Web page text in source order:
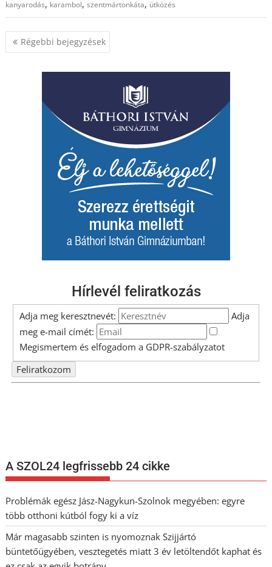
kanyarodás, karambol,szentmártonkáta, ütközés
Bejegyzés
navigáció
Régebbi bejegyzések
Hírlevél feliratkozás
Adja meg keresztnevét:
Adja
meg e-mail címét:
Megismertem és elfogadom a GDPR-szabályzatot
A SZOL24 legfrissebb 24 cikke
Problémák egész Jász-Nagykun-Szolnok megyében: egyre
több otthoni kútból fogy ki a víz
Már magasabb szinten is nyomoznak Szijjártó
büntetőügyében, vesztegetés miatt 3 év letöltendőt kaphat és